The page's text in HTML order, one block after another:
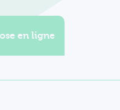
en ligne